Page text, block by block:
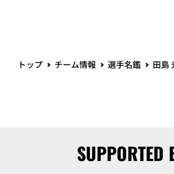
トップ チーム情報 選手名鑑 田島
SUPPORTED